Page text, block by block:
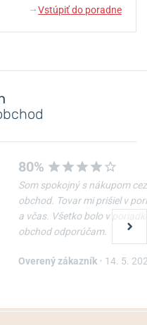
↓ Vstúpiť do poradne
80%
Som spokojný s nákupom cez
obchod. Tovar mi prišiel v
a včas. Všetko bolo v
obchod odporúčam.
Overený zákazník • 14. 5.